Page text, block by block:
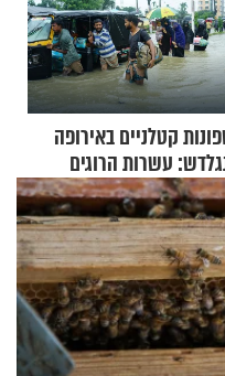
קטלניים באירופה
עשרות הרוגים
נפגעים